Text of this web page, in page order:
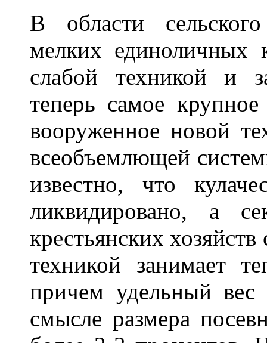
В области
мелких единоличных
слабой техникой и
теперь самое
вооруженное новой
всеобъемлющей
известно, что
ликвидировано, а
крестьянских хозяйств
техникой занимает
причем удельный вес
смысле размера